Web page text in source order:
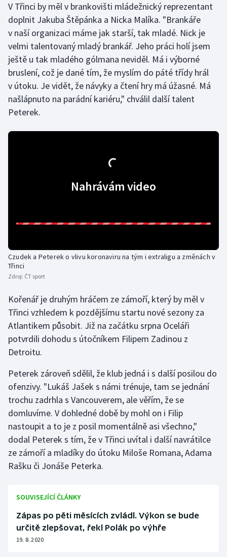
Lezení
Lyže a snowboard
Moderní pětiboj
Motorsport
Olympijské hry
Rychlobruslení
Rychlostní kanoistika
Short track
Sportovní střelba
Stolní tenis
Triatlon
Veslování
Vodní slalom
Volejbal
Ostatní
V Třinci by měl v brankovišti mládežnický reprezentant
doplnit Jakuba Štěpánka a Nicka Malíka. "Brankáře
v naší organizaci máme jak starší, tak mladé. Nick je
velmi talentovaný mladý brankář. Jeho práci holí jsem
ještě u tak mladého gólmana neviděl. Má i výborné
bruslení, což je dané tím, že myslím do páté třídy hrál
v útoku. Je vidět, že návyky a čtení hry má úžasné. Má
našlápnuto na parádní kariéru," chválil další talent
Peterek.
Nahrávám video
Czudek a Peterek o vlivu koronaviru na tým i extraligu a změnách v
Třinci
Zdroj: ČT sport
Kořenář je druhým hráčem ze zámoří, který by měl v
Třinci vzhledem k pozdějšímu startu nové sezony za
Atlantikem působit. Již na začátku srpna Oceláři
potvrdili dohodu s útočníkem Filipem Zadinou z
Detroitu.
Peterek zároveň sdělil, že klub jedná i s další posilou do
ofenzivy. "Lukáš Jašek s námi trénuje, tam se jednání
trochu zadrhla s Vancouverem, ale věřím, že se
domluvíme. V dohledné době by mohl on i Filip
nastoupit a to je z posil momentálně asi všechno,"
dodal Peterek s tím, že v Třinci uvítal i další navrátilce
ze zámoří a mladíky do útoku Miloše Romana, Adama
Rašku či Jonáše Peterka.
SOUVISEJÍCÍ ČLÁNKY
Zápas po pěti měsících zvládl. Výkon se bude
určitě zlepšovat, řekl Polák po výhře
19. 8. 2020